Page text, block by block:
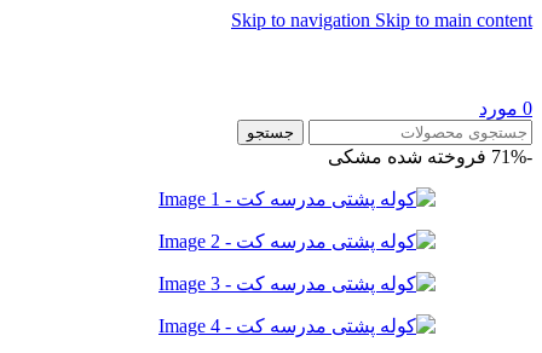
Skip to navigation Skip to main content
0 مورد
جستجو
-71% فروخته شده مشکی